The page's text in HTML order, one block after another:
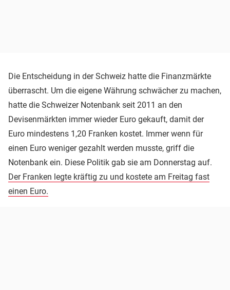
Die Entscheidung in der Schweiz hatte die Finanzmärkte
überrascht. Um die eigene Währung schwächer zu machen,
hatte die Schweizer Notenbank seit 2011 an den
Devisenmärkten immer wieder Euro gekauft, damit der
Euro mindestens 1,20 Franken kostet. Immer wenn für
einen Euro weniger gezahlt werden musste, griff die
Notenbank ein. Diese Politik gab sie am Donnerstag auf.
Der Franken legte kräftig zu und kostete am Freitag fast
einen Euro.